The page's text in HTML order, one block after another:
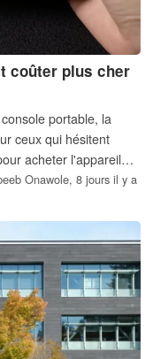
coûter plus cher
portable, la
ceux qui hésitent
acheter l'appareil
Onawole, 8 jours il y a